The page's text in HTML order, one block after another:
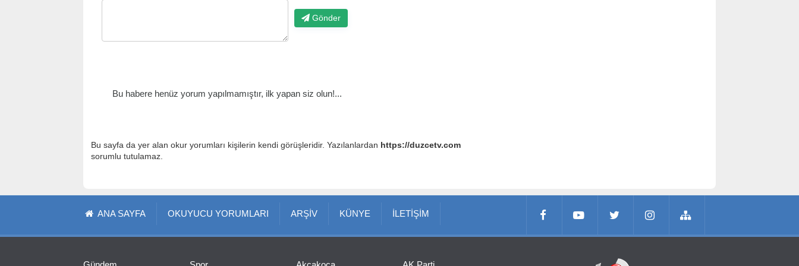
Gönder
Bu habere henüz yorum yapılmamıştır, ilk yapan siz olun!...
Bu sayfa da yer alan okur yorumları kişilerin kendi görüşleridir. Yazılanlardan https://duzcetv.com
sorumlu tutulamaz.
ANA SAYFA OKUYUCU YORUMLARI ARŞİV KÜNYE İLETİŞİM